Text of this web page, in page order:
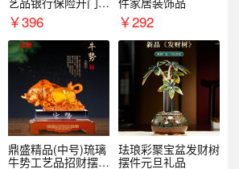
周年庆典伴手礼表彰
礼品
￥396 ￥292
鼎盛精品(中号)琉璃
牛势工艺品招财摆件
珐琅彩聚宝盆发财树
摆件元旦礼品